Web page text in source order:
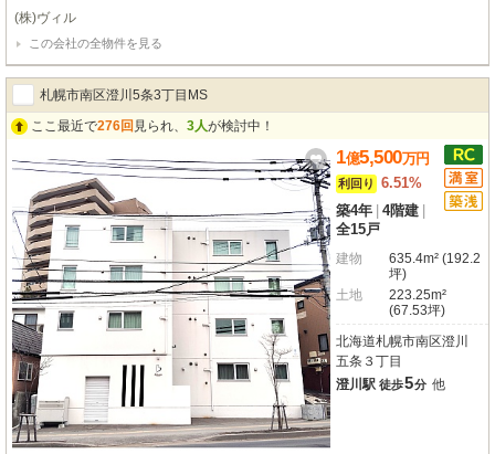
場３台分◆設備◆宅配ボックスネット無料（ファイバーゲート）防犯カメラエ
アコン◆条件◆契約不適合責任免責管理会社継承インターネット契約継承ガス
灯油契約継承令和8年度固定資産税：868,400円（軽減有）
(株)ヴィル
この会社の全物件を見る
札幌市南区澄川5条3丁目MS
ここ最近で276回 見られ、 3人が検討中！
1億5,500万円
利回り
6.51%
築4年 4階建
全15戸
建物
635.4m² (192.2
坪)
土地
223.25m²
(67.53坪)
北海道札幌市南区澄川
五条３丁目
澄川駅 徒歩5分 他